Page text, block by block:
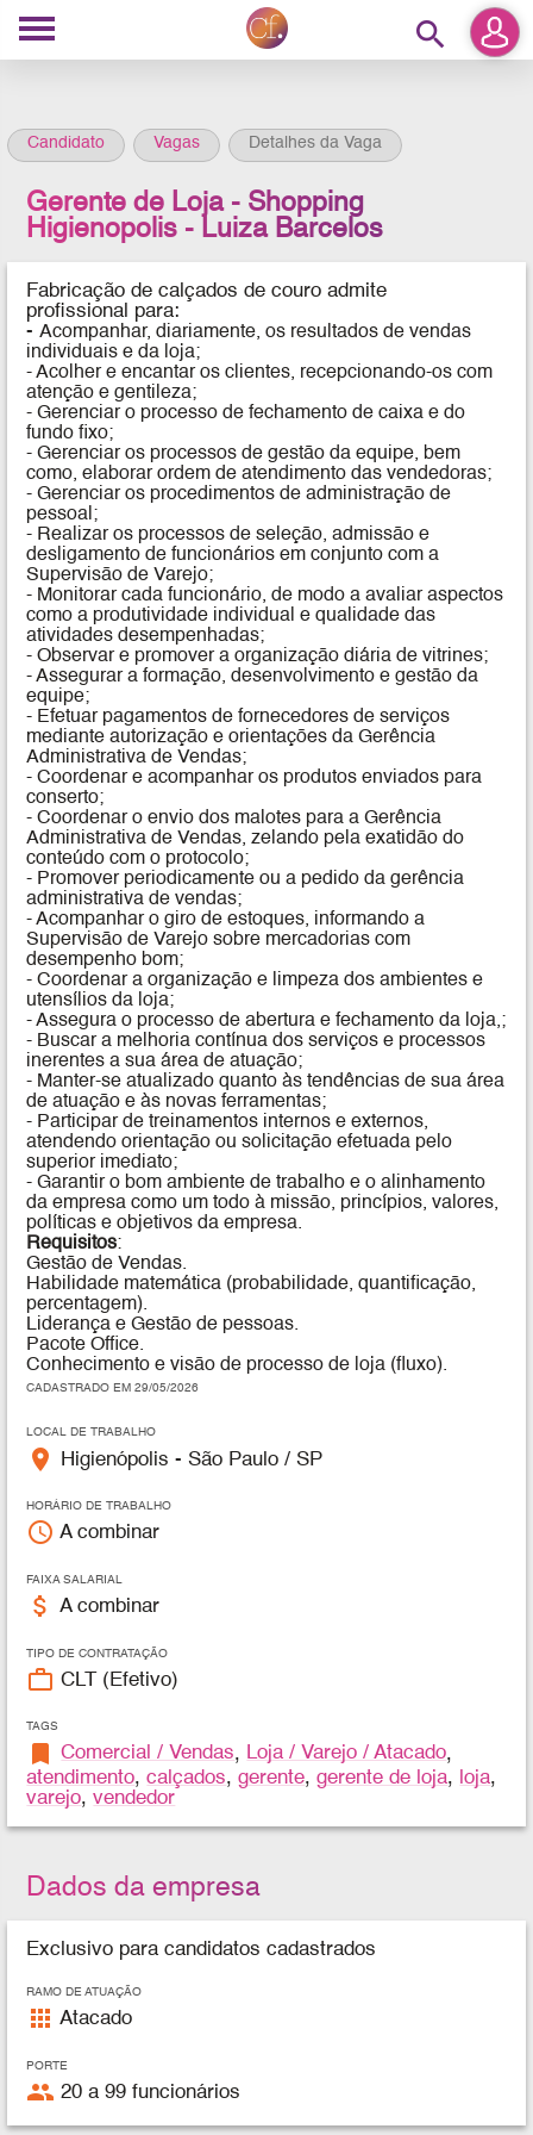
search
Candidato Vagas Detalhes da Vaga
Gerente de Loja - Shopping
Higienopolis - Luiza Barcelos
Fabricação de calçados de couro admite
profissional para:
-Acompanhar, diariamente, os resultados de vendas
individuais e da loja;
- Acolher e encantar os clientes, recepcionando-os com
atenção e gentileza;
- Gerenciar o processo de fechamento de caixa e do
fundo fixo;
- Gerenciar os processos de gestão da equipe, bem
como, elaborar ordem de atendimento das vendedoras;
- Gerenciar os procedimentos de administração de
pessoal;
- Realizar os processos de seleção, admissão e
desligamento de funcionários em conjunto com a
Supervisão de Varejo;
- Monitorar cada funcionário, de modo a avaliar aspectos
como a produtividade individual e qualidade das
atividades desempenhadas;
- Observar e promover a organização diária de vitrines;
- Assegurar a formação, desenvolvimento e gestão da
equipe;
- Efetuar pagamentos de fornecedores de serviços
mediante autorização e orientações da Gerência
Administrativa de Vendas;
- Coordenar e acompanhar os produtos enviados para
conserto;
- Coordenar o envio dos malotes para a Gerência
Administrativa de Vendas, zelando pela exatidão do
conteúdo com o protocolo;
- Promover periodicamente ou a pedido da gerência
administrativa de vendas;
- Acompanhar o giro de estoques, informando a
Supervisão de Varejo sobre mercadorias com
desempenho bom;
- Coordenar a organização e limpeza dos ambientes e
utensílios da loja;
- Assegura o processo de abertura e fechamento da loja,;
- Buscar a melhoria contínua dos serviços e processos
inerentes a sua área de atuação;
- Manter-se atualizado quanto às tendências de sua área
de atuação e às novas ferramentas;
- Participar de treinamentos internos e externos,
atendendo orientação ou solicitação efetuada pelo
superior imediato;
- Garantir o bom ambiente de trabalho e o alinhamento
da empresa como um todo à missão, princípios, valores,
políticas e objetivos da empresa.
Requisitos:
Gestão de Vendas.
Habilidade matemática (probabilidade, quantificação,
percentagem).
Liderança e Gestão de pessoas.
Pacote Office.
Conhecimento e visão de processo de loja (fluxo).
CADASTRADO EM 29/05/2026
LOCAL DE TRABALHO
place Higienópolis - São Paulo / SP
HORÁRIO DE TRABALHO
access_time A combinar
FAIXA SALARIAL
attach_money A combinar
TIPO DE CONTRATAÇÃO
work_outline CLT (Efetivo)
TAGS
bookmark Comercial / Vendas, Loja / Varejo / Atacado,
atendimento,calçados,gerente,gerente de loja, loja,
varejo,vendedor
Dados da empresa
Exclusivo para candidatos cadastrados
RAMO DE ATUAÇÃO
apps Atacado
PORTE
people 20 a 99 funcionários